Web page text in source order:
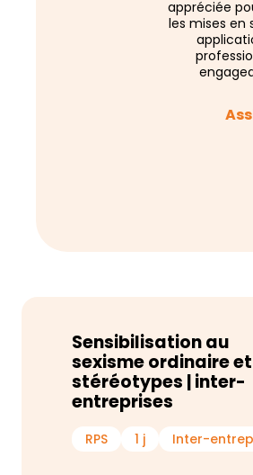
appréciée
les mises en
Sensibilisation au
sexisme ordinaire
stéréotypes | inter-
entreprises
RPS 1 j Inter-